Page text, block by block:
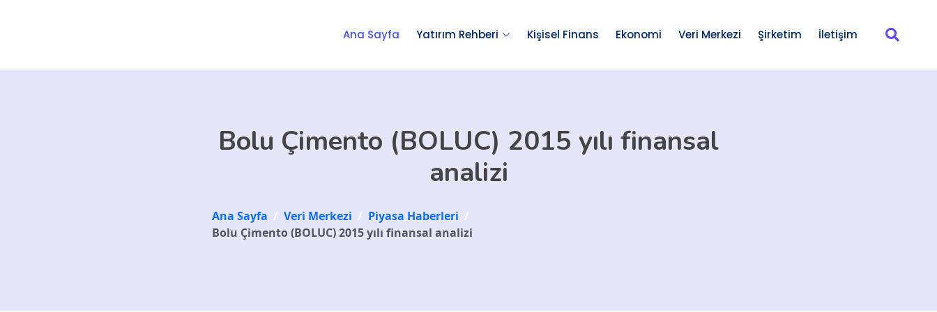
Ana Sayfa Yatırım Rehberi Kişisel Finans Ekonomi Veri Merkezi Şirketim İletişim
Bolu Çimento (BOLUC) 2015 yılı finansal
analizi
Ana Sayfa / Veri Merkezi / Piyasa Haberleri /
Bolu Çimento (BOLUC) 2015 yılı finansal analizi